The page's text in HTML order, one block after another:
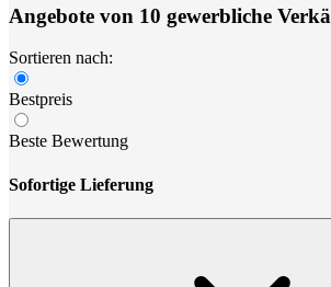
Angebote von 10 gewerbliche
Sortieren nach:
Bestpreis
Beste Bewertung
Sofortige Lieferung